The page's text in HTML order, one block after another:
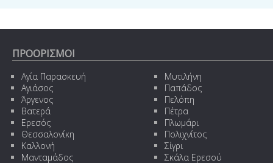
ΠΡΟΟΡΙΣΜΟΙ
Αγία Παρασκευή
Αγιάσος
Άργενος
Βατερά
Ερεσός
Θεσσαλονίκη
Καλλονή
Μανταμάδος
Μυτιλήνη
Παπάδος
Πελόπη
Πέτρα
Πλωμάρι
Πολιχνίτος
Σίγρι
Σκάλα Ερεσού